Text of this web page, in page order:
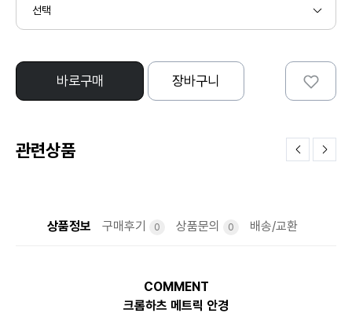
바로구매 장바구니
관련상품
상품정보 구매후기 0 상품문의 0 배송/교환
COMMENT
크롬하츠 메트릭 안경